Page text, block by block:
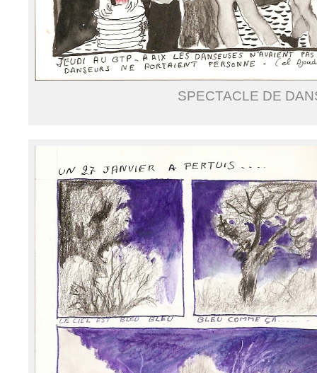
SPECTACLE DE